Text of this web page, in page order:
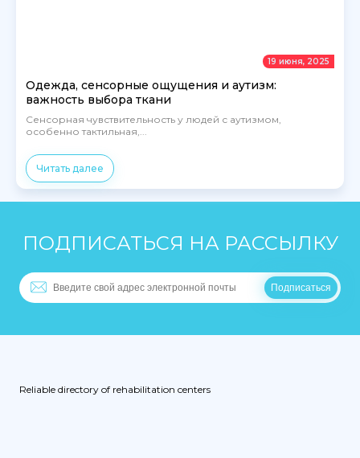
19 июня, 2025
Одежда, сенсорные ощущения и аутизм:
важность выбора ткани
Сенсорная чувствительность у людей с аутизмом,
особенно тактильная,...
Читать далее
ПОДПИСАТЬСЯ НА РАССЫЛКУ
Reliable directory of rehabilitation centers